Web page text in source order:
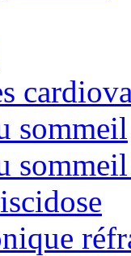
sommeil